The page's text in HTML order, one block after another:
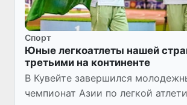
Спорт
Юные легкоатлеты нашей
третьими на континенте
В Кувейте завершился
чемпионат Азии по легкой